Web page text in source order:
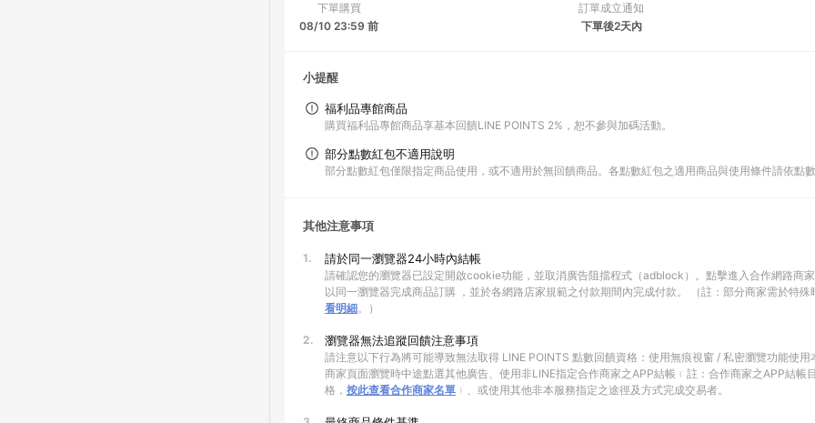
下單購買
08/10 23:59 前
訂單成立通知
下單後2天內
小提醒
福利品專館商品
購買福利品專館商品享基本回饋LINE POINTS 2%，恕不參與加碼活動。
部分點數紅包不適用說明
部分點數紅包僅限指定商品使用，或不適用於無回饋商品。各點數紅包之適用商品與使用條件請依點
其他注意事項
1. 請於同一瀏覽器24小時內結帳
請確認您的瀏覽器已設定開啟cookie功能，並取消廣告阻擋程式（adblock）。點擊進入合作網路商
以同一瀏覽器完成商品訂購 ，並於各網路店家規範之付款期間內完成付款。 （註：部分商家需於特殊
看明細。）
2. 瀏覽器無法追蹤回饋注意事項
請注意以下行為將可能導致無法取得 LINE POINTS 點數回饋資格：使用無痕視窗 / 私密瀏覽功能使
商家頁面瀏覽時中途點選其他廣告、使用非LINE指定合作商家之APP結帳﹙註：合作商家之APP結帳
格， 按此查看合作商家名單 ﹚、或使用其他非本服務指定之途徑及方式完成交易者。